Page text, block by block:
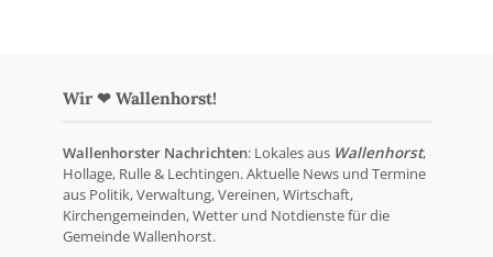
Wir ❤ Wallenhorst!
Wallenhorster Nachrichten: Lokales aus Wallenhorst,
Hollage, Rulle & Lechtingen. Aktuelle News und Termine
aus Politik, Verwaltung, Vereinen, Wirtschaft,
Kirchengemeinden, Wetter und Notdienste für die
Gemeinde Wallenhorst.